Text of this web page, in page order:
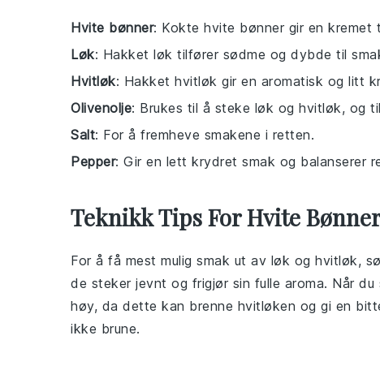
Hvite bønner: Kokte hvite bønner gir en kremet
Løk: Hakket løk tilfører sødme og dybde til
Hvitløk: Hakket hvitløk gir en aromatisk og litt
Olivenolje: Brukes til å steke løk og hvitløk, og
Salt: For å fremheve smakene i retten.
Pepper: Gir en lett krydret smak og balanserer
Teknikk Tips For Hvite
For å få mest mulig smak ut av løk og hvitløk,
de steker jevnt og frigjør sin fulle aroma. Når du
høy, da dette kan brenne hvitløken og gi en
ikke brune.